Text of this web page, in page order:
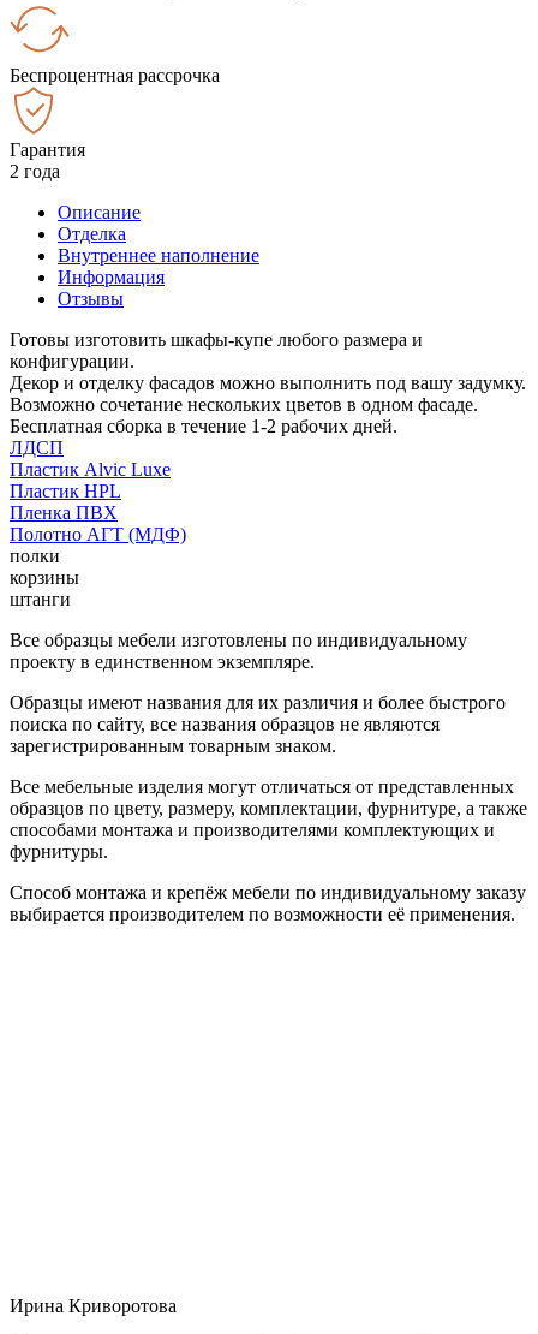
Беспроцентная рассрочка
Гарантия
2 года
Описание
Отделка
Внутреннее наполнение
Информация
Отзывы
Готовы изготовить шкафы-купе любого размера и
конфигурации.
Декор и отделку фасадов можно выполнить под вашу задумку.
Возможно сочетание нескольких цветов в одном фасаде.
Бесплатная сборка в течение 1-2 рабочих дней.
ЛДСП
Пластик Alvic Luxe
Пластик HPL
Пленка ПВХ
Полотно АГТ (МДФ)
полки
корзины
штанги
Все образцы мебели изготовлены по индивидуальному
проекту в единственном экземпляре.
Образцы имеют названия для их различия и более быстрого
поиска по сайту, все названия образцов не являются
зарегистрированным товарным знаком.
Все мебельные изделия могут отличаться от представленных
образцов по цвету, размеру, комплектации, фурнитуре, а также
способами монтажа и производителями комплектующих и
фурнитуры.
Способ монтажа и крепёж мебели по индивидуальному заказу
выбирается производителем по возможности её применения.
Ирина Криворотова